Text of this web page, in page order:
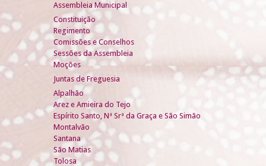
Assembleia Municipal
Constituição
Regimento
Comissões e Conselhos
Sessões da Assembleia
Moções
Juntas de Freguesia
Alpalhão
Arez e Amieira do Tejo
Espírito Santo, Nª Srª da Graça e São Simão
Montalvão
Santana
São Matias
Tolosa